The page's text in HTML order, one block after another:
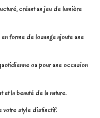
créant un jeu de lumière
forme de losange ajoute une
ou pour une occasion
et la beauté de la nature.
votre style distinctif.